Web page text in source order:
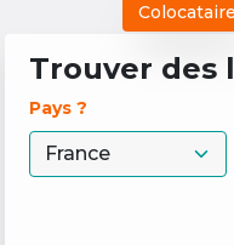
Trouver des
Pays ?